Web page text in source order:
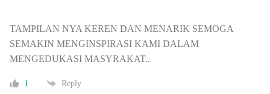
TAMPILAN NYA KEREN DAN MENARIK SEMOGA
SEMAKIN MENGINSPIRASI KAMI DALAM
MENGEDUKASI MASYRAKAT..
1 Reply